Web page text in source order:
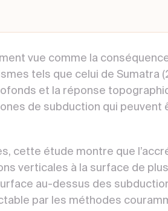
vue comme la
tels que celui de Sumatra
et la réponse
de subduction qui
cette étude montre que
verticales à la surface de
au-dessus des
par les méthodes